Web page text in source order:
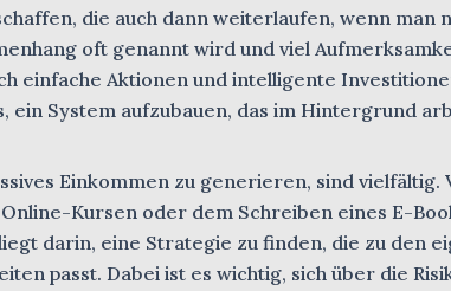
die auch dann weiterlaufen, wenn man
oft genannt wird und viel
einfache Aktionen und intelligente
ein System aufzubauen, das im Hintergrund
Einkommen zu generieren, sind
Kursen oder dem Schreiben eines E-
darin, eine Strategie zu finden, die zu den
passt. Dabei ist es wichtig, sich über die